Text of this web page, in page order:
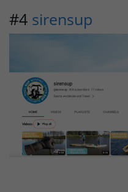
#4 sirensup